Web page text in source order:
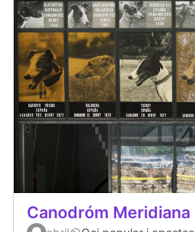
Canodróm Meridiana